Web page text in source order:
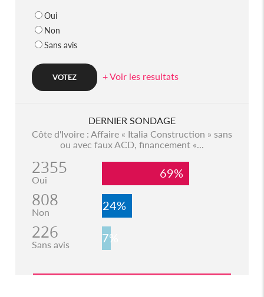
Oui
Non
Sans avis
+ Voir les resultats
DERNIER SONDAGE
Côte d'Ivoire : Affaire « Italia Construction » sans
ou avec faux ACD, financement «...
2355
Oui 69%
808
Non 24%
226
Sans avis 7%